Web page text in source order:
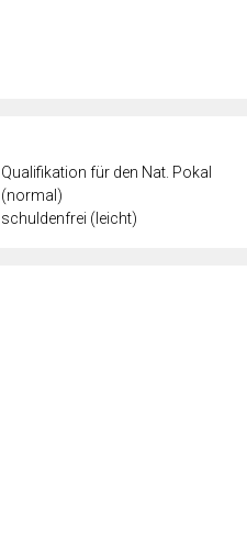
Qualifikation für den Nat. Pokal
(normal)
schuldenfrei (leicht)